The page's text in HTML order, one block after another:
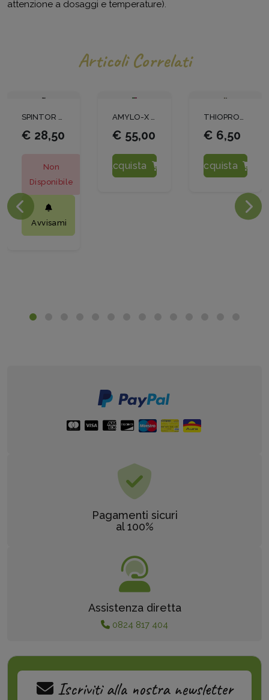
attenzione a dosaggi e temperature).
Articoli Correlati
SPINTOR FLY LT 1
€ 28,50
Non
Disponibile
Avvisami
AMYLO-X KG. 1
€ 55,00
Acquista
THIOPRON LT 1
€ 6,50
Acquista
Pagamenti sicuri
al 100%
Assistenza diretta
0824 817 404
Iscriviti alla nostra newsletter